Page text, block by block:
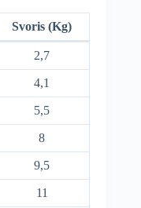
Svoris (Kg)
2,7
4,1
5,5
8
9,5
11